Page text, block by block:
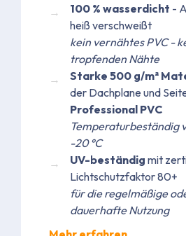
100 % wasserdicht -
heiß verschweißt
kein vernähtes PVC -
tropfenden Nähte
Starke 500 g/m²
der Dachplane und
Professional PVC
Temperaturbeständig
-20 °C
UV-beständig mit
Lichtschutzfaktor 80+
für die regelmäßige
dauerhafte Nutzung